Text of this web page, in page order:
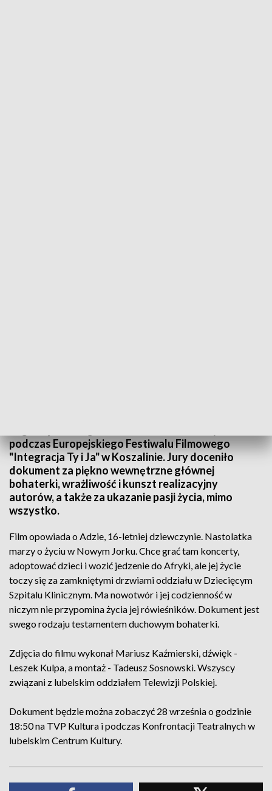
podczas Europejskiego Festiwalu Filmowego
"Integracja Ty i Ja" w Koszalinie. Jury doceniło
dokument za piękno wewnętrzne głównej
bohaterki, wrażliwość i kunszt realizacyjny
autorów, a także za ukazanie pasji życia, mimo
wszystko.
Film opowiada o Adzie, 16-letniej dziewczynie. Nastolatka
marzy o życiu w Nowym Jorku. Chce grać tam koncerty,
adoptować dzieci i wozić jedzenie do Afryki, ale jej życie
toczy się za zamkniętymi drzwiami oddziału w Dziecięcym
Szpitalu Klinicznym. Ma nowotwór i jej codzienność w
niczym nie przypomina życia jej rówieśników. Dokument jest
swego rodzaju testamentem duchowym bohaterki.
Zdjęcia do filmu wykonał Mariusz Kaźmierski, dźwięk -
Leszek Kulpa, a montaż - Tadeusz Sosnowski. Wszyscy
związani z lubelskim oddziałem Telewizji Polskiej.
Dokument będzie można zobaczyć 28 września o godzinie
18:50 na TVP Kultura i podczas Konfrontacji Teatralnych w
lubelskim Centrum Kultury.